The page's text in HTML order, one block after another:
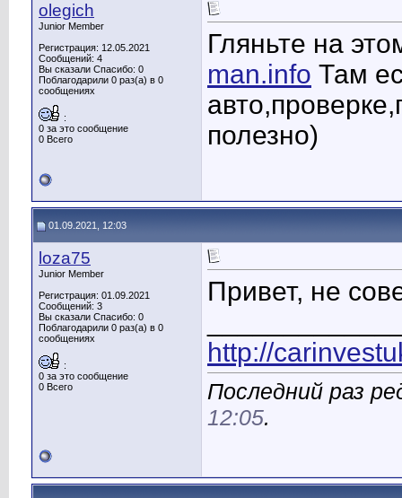
olegich
Junior Member
Регистрация: 12.05.2021
Сообщений: 4
Вы сказали Спасибо: 0
Поблагодарили 0 раз(а) в 0
сообщениях
:
0 за это сообщение
0 Всего
Гляньте на
man.info Там
полезно)
01.09.2021, 12:03
loza75
Junior Member
Регистрация: 01.09.2021
Сообщений: 3
Вы сказали Спасибо: 0
Поблагодарили 0 раз(а) в 0
сообщениях
:
0 за это сообщение
0 Всего
Привет, не
http://
Последний раз
12:05.